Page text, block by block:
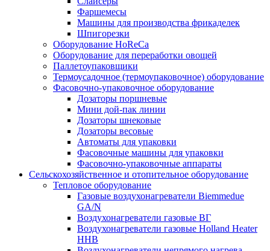
Фаршемесы
Машины для производства фрикаделек
Шпигорезки
Оборудование HoReCa
Оборудование для переработки овощей
Паллетоупаковщики
Термоусадочное (термоупаковочное) оборудование
Фасовочно-упаковочное оборудование
Дозаторы поршневые
Мини дой-пак линии
Дозаторы шнековые
Дозаторы весовые
Автоматы для упаковки
Фасовочные машины для упаковки
Фасовочно-упаковочные аппараты
Сельскохозяйственное и отопительное оборудование
Тепловое оборудование
Газовые воздухонагреватели Biemmedue
GA/N
Воздухонагреватели газовые ВГ
Воздухонагреватели газовые Holland Heater
HHB